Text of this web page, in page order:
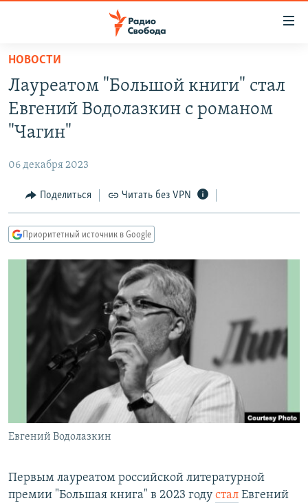
упрощенного
доступа
Вернуться
основному
Вернутся
Вернутся
поиску
ПОДКАСТЫ
АВТОРСКИЕ ПРОЕКТЫ
МНЕНИЯ
КУЛЬТУРА
КАВКАЗ.РЕАЛИИ
СЕВЕР.РЕАЛИИ
СИБИРЬ.РЕАЛИИ
РАСПИСАНИЕ ВЕЩАНИЯ
ПОДПИШИТЕСЬ НА РАССЫЛКУ
СОЦИАЛЬНЫЕ СЕТИ
Все сайты РСЕ/РС
НОВОСТИ
Лауреатом "Большой книги" стал
Евгений Водолазкин с романом
"Чагин"
06 декабря 2023
Поделиться Читать без VPN
Приоритетный источник в Google
Евгений Водолазкин
Первым лауреатом российской литературной
премии "Большая книга" в 2023 году стал Евгений